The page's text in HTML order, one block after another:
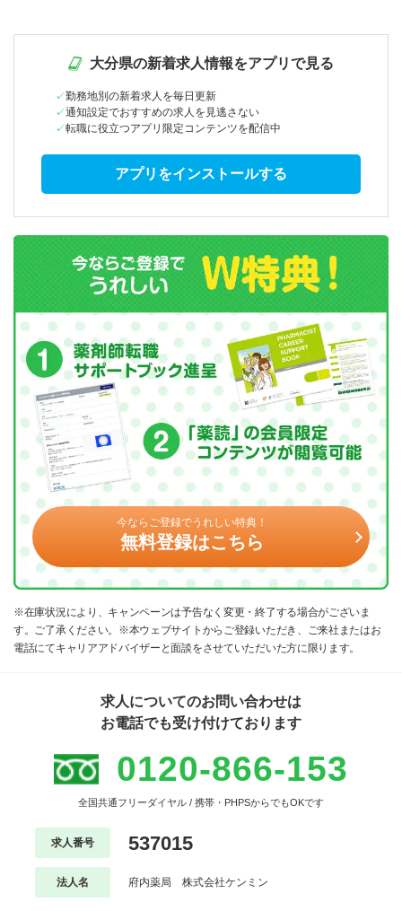
大分県の新着求人情報をアプリで見る
勤務地別の新着求人を毎日更新
通知設定でおすすめの求人を見逃さない
転職に役立つアプリ限定コンテンツを配信中
アプリをインストールする
今ならご登録でうれしい特典！
無料登録はこちら
※在庫状況により、キャンペーンは予告なく変更・終了する場合がございま
す。ご了承ください。※本ウェブサイトからご登録いただき、ご来社またはお
電話にてキャリアアドバイザーと面談をさせていただいた方に限ります。
求人についてのお問い合わせは
お電話でも受け付けております
0120-866-153
全国共通フリーダイヤル / 携帯・PHPSからでもOKです
求人番号 537015
法人名 府内薬局 株式会社ケンミン